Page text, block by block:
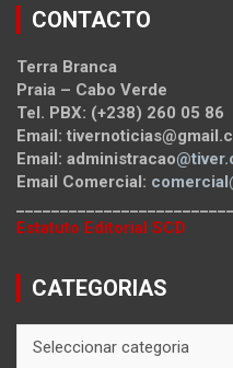
CONTACTO
Terra Branca
Praia – Cabo Verde
Tel. PBX: (+238) 260 05 86
Email:
Email: administracao
Email Comercial:
Estatuto Editorial SCD
CATEGORIAS